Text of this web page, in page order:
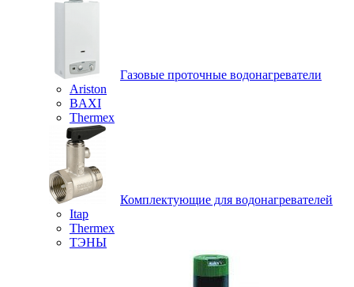
Газовые проточные водонагреватели
Ariston
BAXI
Thermex
Комплектующие для водонагревателей
Itap
Thermex
ТЭНЫ